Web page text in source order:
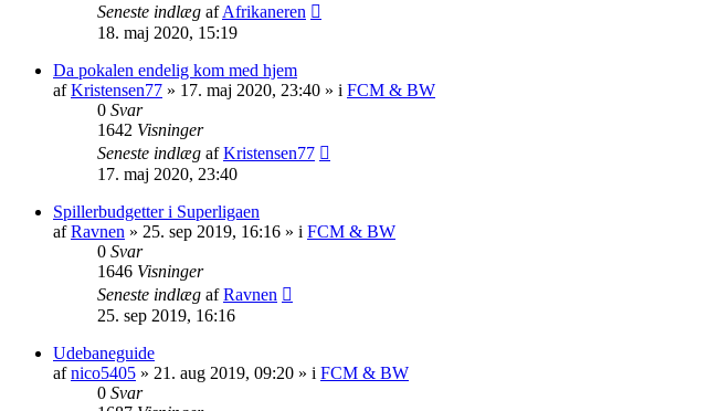
Seneste indlæg afAfrikaneren
18. maj 2020, 15:19
Da pokalen endelig kom med hjem
afKristensen77 » 17. maj 2020, 23:40 » i FCM & BW
0 Svar
1642 Visninger
Seneste indlæg afKristensen77
17. maj 2020, 23:40
Spillerbudgetter i Superligaen
afRavnen » 25. sep 2019, 16:16 » i FCM & BW
0 Svar
1646 Visninger
Seneste indlæg afRavnen
25. sep 2019, 16:16
Udebaneguide
afnico5405 » 21. aug 2019, 09:20 » i FCM & BW
0 Svar